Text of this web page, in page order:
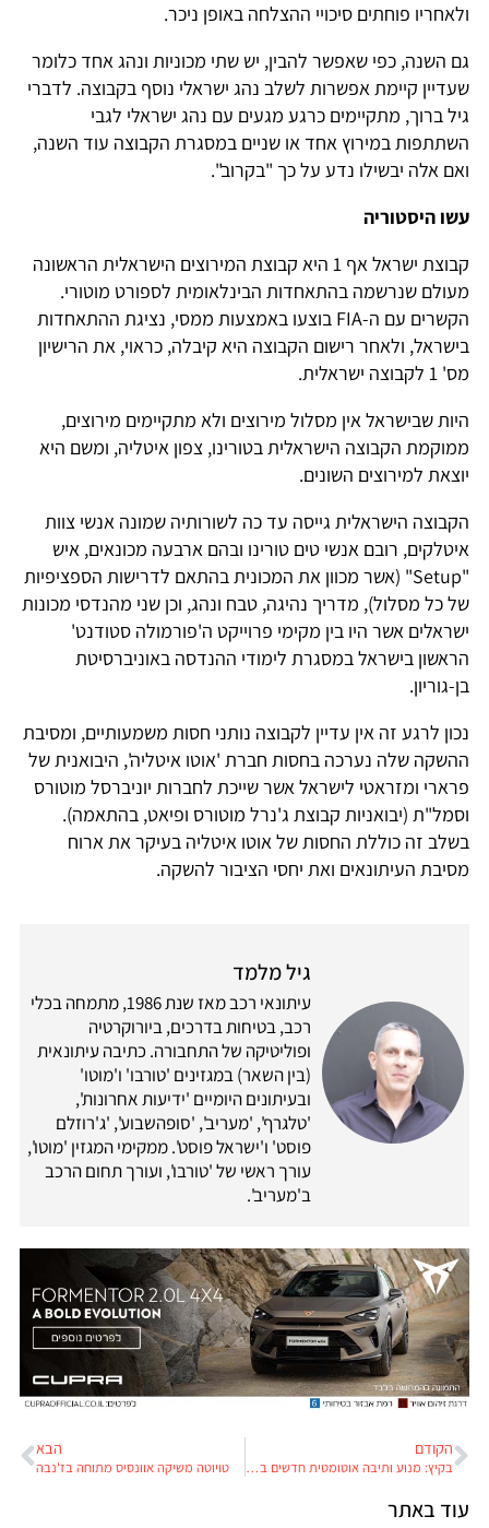
ולאחריו פוחתים סיכויי ההצלחה באופן ניכר.
גם השנה, כפי שאפשר להבין, יש שתי מכוניות ונהג אחד כלומר
שעדיין קיימת אפשרות לשלב נהג ישראלי נוסף בקבוצה. לדברי
גיל ברוך, מתקיימים כרגע מגעים עם נהג ישראלי לגבי
השתתפות במירוץ אחד או שניים במסגרת הקבוצה עוד השנה,
ואם אלה יבשילו נדע על כך "בקרוב".
עשו היסטוריה
קבוצת ישראל אף 1 היא קבוצת המירוצים הישראלית הראשונה
מעולם שנרשמה בהתאחדות הבינלאומית לספורט מוטורי.
הקשרים עם ה-FIA בוצעו באמצעות ממסי, נציגת ההתאחדות
בישראל, ולאחר רישום הקבוצה היא קיבלה, כראוי, את הרישיון
מס' 1 לקבוצה ישראלית.
היות שבישראל אין מסלול מירוצים ולא מתקיימים מירוצים,
ממוקמת הקבוצה הישראלית בטורינו, צפון איטליה, ומשם היא
יוצאת למירוצים השונים.
הקבוצה הישראלית גייסה עד כה לשורותיה שמונה אנשי צוות
איטלקים, רובם אנשי טים טורינו ובהם ארבעה מכונאים, איש
"Setup" (אשר מכוון את המכונית בהתאם לדרישות הספציפיות
של כל מסלול), מדריך נהיגה, טבח ונהג, וכן שני מהנדסי מכונות
ישראלים אשר היו בין מקימי פרוייקט ה'פורמולה סטודנט'
הראשון בישראל במסגרת לימודי ההנדסה באוניברסיטת
בן-גוריון.
נכון לרגע זה אין עדיין לקבוצה נותני חסות משמעותיים, ומסיבת
ההשקה שלה נערכה בחסות חברת 'אוטו איטליה', היבואנית של
פרארי ומזראטי לישראל אשר שייכת לחברות יוניברסל מוטורס
וסמל"ת (יבואניות קבוצת ג'נרל מוטורס ופיאט, בהתאמה).
בשלב זה כוללת החסות של אוטו איטליה בעיקר את ארוח
מסיבת העיתונאים ואת יחסי הציבור להשקה.
גיל מלמד
עיתונאי רכב מאז שנת 1986, מתמחה בכלי
רכב, בטיחות בדרכים, ביורוקרטיה
ופוליטיקה של התחבורה. כתיבה עיתונאית
(בין השאר) במגזינים 'טורבו' ו'מוטו'
ובעיתונים היומיים 'ידיעות אחרונות',
'טלגרף', 'מעריב', 'סופהשבוע', 'ג'רוזלם
פוסט' ו'ישראל פוסט'. ממקימי המגזין 'מוטו',
עורך ראשי של 'טורבו', ועורך תחום הרכב
ב'מעריב'.
הקודם
בקיץ: מנוע ותיבה אוטומטית חדשים בפיז'ו 208
הבא
טויוטה משיקה אוונסיס מתוחה בז'נבה
עוד באתר